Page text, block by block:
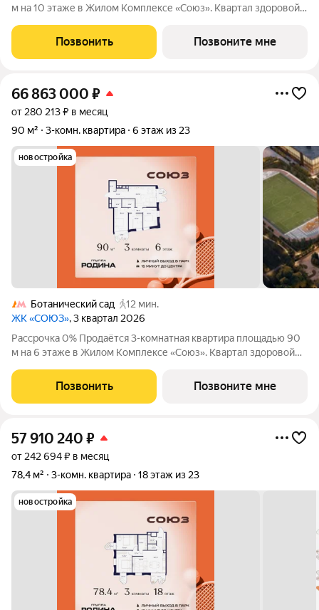
м на 10 этаже в Жилом Комплексе «Союз». Квартал здоровой
олимпийских видов спорта: - Ледовая арена для хоккея и
фигурного катания, - Футбольные
Позвонить Позвоните мне
66 863 000 ₽
от 280 213 ₽ в месяц
90 м²
3-комн. квартира 6 этаж из 23
новостройка
Ботанический сад
12 мин.
ЖК «СОЮЗ», 3 квартал 2026
Рассрочка 0% Продаётся 3-комнатная квартира площадью 90
м на 6 этаже в Жилом Комплексе «Союз». Квартал здоровой
олимпийских видов спорта: - Ледовая арена для хоккея и
фигурного катания, - Футбольные поля
Позвонить Позвоните мне
57 910 240 ₽
от 242 694 ₽ в месяц
78,4 м²
3-комн. квартира 18 этаж из 23
новостройка